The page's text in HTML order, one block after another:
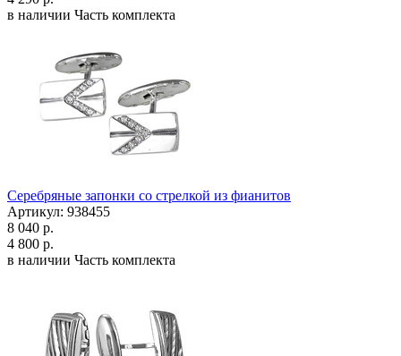
в наличии Часть комплекта
Серебряные запонки со стрелкой из фианитов
Артикул: 938455
8 040 р.
4 800 р.
в наличии Часть комплекта